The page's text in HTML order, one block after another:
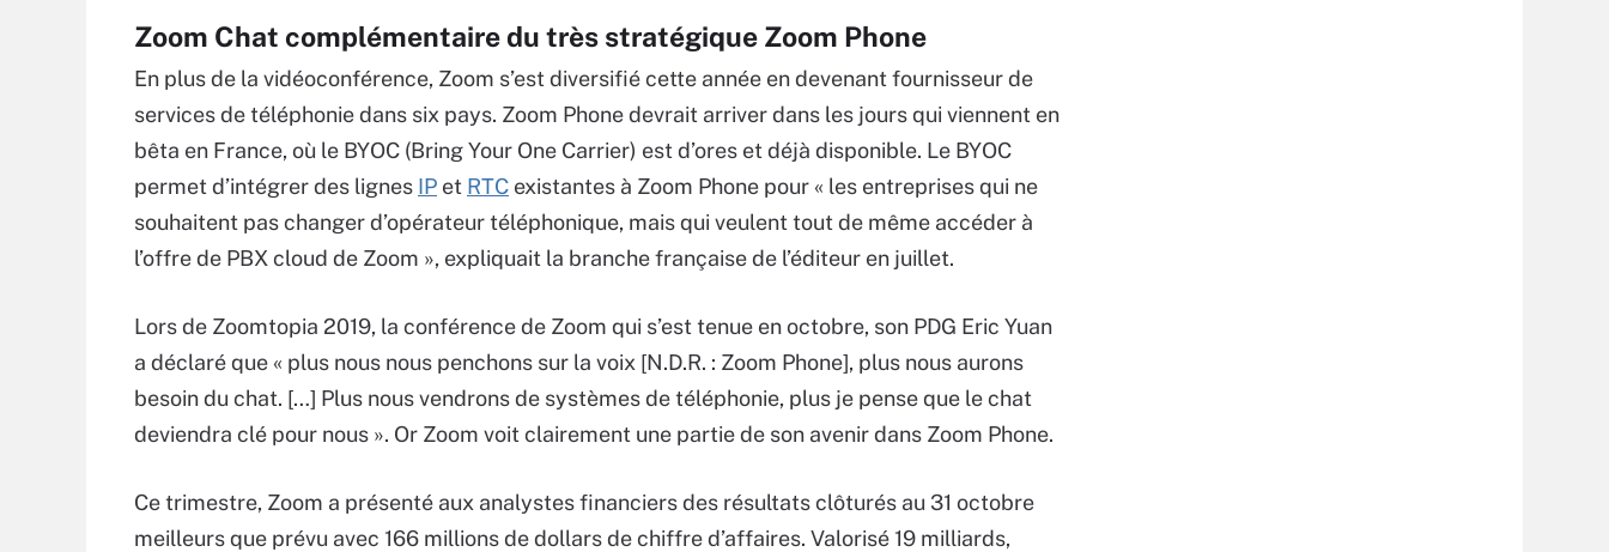
Zoom Chat complémentaire du très stratégique Zoom Phone
En plus de la vidéoconférence, Zoom s’est diversifié cette année en devenant fournisseur de
services de téléphonie dans six pays. Zoom Phone devrait arriver dans les jours qui viennent en
bêta en France, où le BYOC (Bring Your One Carrier) est d’ores et déjà disponible. Le BYOC
permet d’intégrer des lignes IP et RTC existantes à Zoom Phone pour « les entreprises qui ne
souhaitent pas changer d’opérateur téléphonique, mais qui veulent tout de même accéder à
l’offre de PBX cloud de Zoom », expliquait la branche française de l’éditeur en juillet.
Lors de Zoomtopia 2019, la conférence de Zoom qui s’est tenue en octobre, son PDG Eric Yuan
a déclaré que « plus nous nous penchons sur la voix [N.D.R. : Zoom Phone], plus nous aurons
besoin du chat. […] Plus nous vendrons de systèmes de téléphonie, plus je pense que le chat
deviendra clé pour nous ». Or Zoom voit clairement une partie de son avenir dans Zoom Phone.
Ce trimestre, Zoom a présenté aux analystes financiers des résultats clôturés au 31 octobre
meilleurs que prévu avec 166 millions de dollars de chiffre d’affaires. Valorisé 19 milliards,